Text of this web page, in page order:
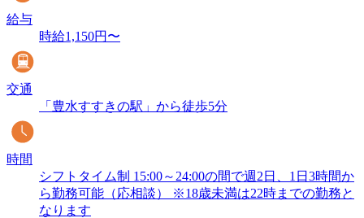
給与
時給1,150円〜
交通
「豊水すすきの駅」から徒歩5分
時間
シフトタイム制 15:00～24:00の間で週2日、1日3時間か
ら勤務可能（応相談） ※18歳未満は22時までの勤務と
なります